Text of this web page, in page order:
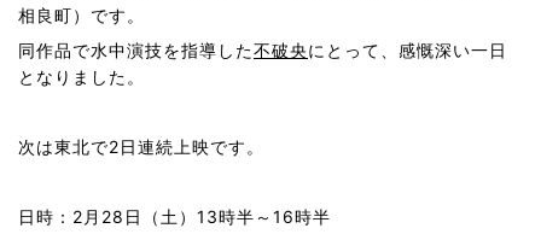
相良町）です。
同作品で水中演技を指導した不破央にとって、感慨深い一日
となりました。
次は東北で2日連続上映です。
日時：2月28日（土）13時半～16時半